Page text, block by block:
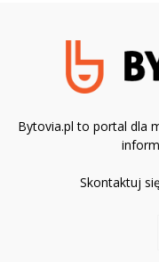
Bytovia.pl to portal dla
Skontaktuj